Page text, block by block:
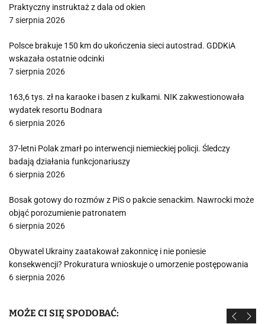
Praktyczny instruktaż z dala od okien
7 sierpnia 2026
Polsce brakuje 150 km do ukończenia sieci autostrad. GDDKiA
wskazała ostatnie odcinki
7 sierpnia 2026
163,6 tys. zł na karaoke i basen z kulkami. NIK zakwestionowała
wydatek resortu Bodnara
6 sierpnia 2026
37-letni Polak zmarł po interwencji niemieckiej policji. Śledczy
badają działania funkcjonariuszy
6 sierpnia 2026
Bosak gotowy do rozmów z PiS o pakcie senackim. Nawrocki może
objąć porozumienie patronatem
6 sierpnia 2026
Obywatel Ukrainy zaatakował zakonnicę i nie poniesie
konsekwencji? Prokuratura wnioskuje o umorzenie postępowania
6 sierpnia 2026
MOŻE CI SIĘ SPODOBAĆ: